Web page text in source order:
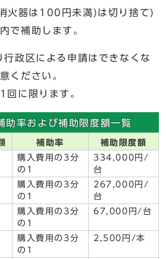
火器は100円未満)は切り捨て)
で補助します。
政区による申請はできなくな
ください。
に限ります。
助率および補助限度額一覧
補助率
補助限度額
購入費用の3分
の1
334,000円/
台
購入費用の3分
の1
267,000円/
台
購入費用の3分
の1
67,000円/台
購入費用の3分
の1
2,500円/本